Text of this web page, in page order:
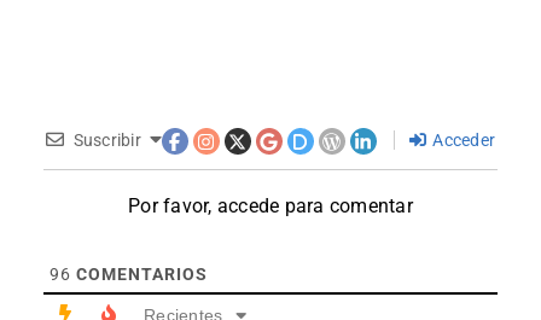
Suscribir Acceder
Por favor, accede para comentar
96 COMENTARIOS
Recientes